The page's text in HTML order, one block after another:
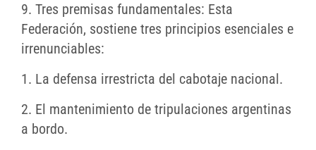
9. Tres premisas fundamentales: Esta
Federación, sostiene tres principios esenciales e
irrenunciables:
1. La defensa irrestricta del cabotaje nacional.
2. El mantenimiento de tripulaciones argentinas
a bordo.